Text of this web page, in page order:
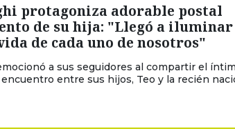
protagoniza adorable postal
de su hija: "Llegó a iluminar
de cada uno de nosotros"
a sus seguidores al compartir el
entre sus hijos, Teo y la recién